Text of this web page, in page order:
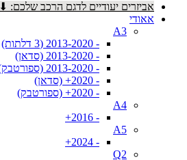
אביזרים יעודיים לדגם הרכב שלכם: ⬇
אאודי
A3
- 2013-2020 (3 דלתות)
- 2013-2020 (סדאן)
- 2013-2020 (ספורטבק)
- 2020+ (סדאן)
- 2020+ (ספורטבק)
A4
- 2016+
A5
- 2024+
Q2